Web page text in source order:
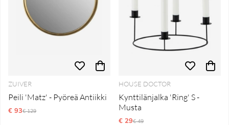
ZUIVER
Peili 'Matz' - Pyöreä Antiikki
€ 93Normaali hinta
€ 129
HOUSE DOCTOR
Kynttilänjalka 'Ring' S -
Musta
€ 29Normaali hinta
€ 49